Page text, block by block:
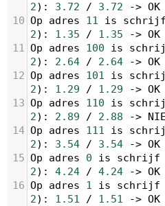
2): 3.72 / 3.72 -> OK
10 Op adres 11 is schrijf
2): 1.35 / 1.35 -> OK
11 Op adres 100 is
2): 2.64 / 2.64 -> OK
12 Op adres 101 is
2): 1.29 / 1.29 -> OK
13 Op adres 110 is
2): 2.89 / 2.88 ->
14 Op adres 111 is
2): 3.54 / 3.54 -> OK
15 Op adres 0 is schrijf
2): 4.24 / 4.24 -> OK
16 Op adres 1 is schrijf
2): 1.51 / 1.51 -> OK